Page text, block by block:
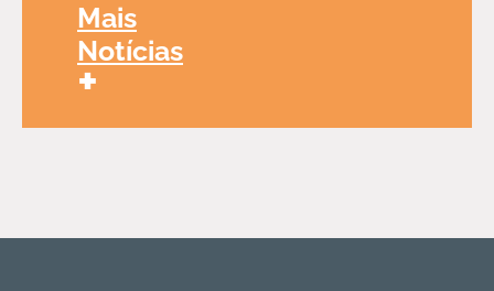
Mais
Notícias
+